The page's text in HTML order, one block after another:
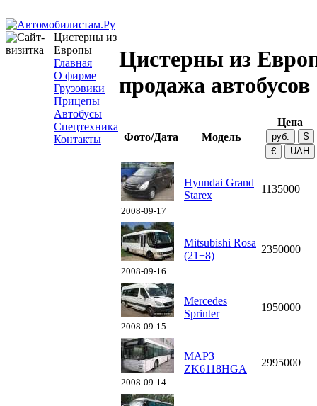
Цистерны из
Европы
Главная
О фирме
Грузовики
Прицепы
Автобусы
Спецтехника
Контакты
Цистерны из
продажа автобусов
Фото/Дата Модель
Цена
2008-09-17
Hyundai Grand
Starex
1135000
2008-09-16
Mitsubishi Rosa
(21+8)
2350000
2008-09-15
Mercedes
Sprinter
1950000
2008-09-14
МАРЗ
ZK6118HGA
2995000